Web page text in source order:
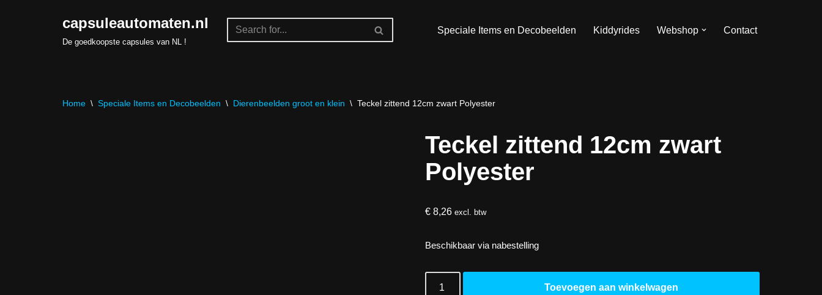
capsuleautomaten.nl
De goedkoopste capsules van NL !
Speciale Items en Decobeelden Kiddyrides Webshop Contact
Home \ Speciale Items en Decobeelden \ Dierenbeelden groot en klein \ Teckel zittend 12cm zwart Polyester
Teckel zittend 12cm zwart
Polyester
€8,26 excl. btw
Beschikbaar via nabestelling
Toevoegen aan winkelwagen